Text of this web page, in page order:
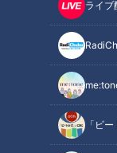
ライブ
「ビー